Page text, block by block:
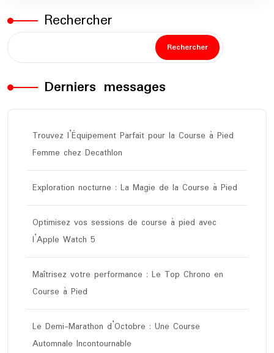
Rechercher
Rechercher
Derniers messages
Trouvez l’Équipement Parfait pour la Course à Pied
Femme chez Decathlon
Exploration nocturne : La Magie de la Course à Pied
Optimisez vos sessions de course à pied avec
l’Apple Watch 5
Maîtrisez votre performance : Le Top Chrono en
Course à Pied
Le Demi-Marathon d’Octobre : Une Course
Automnale Incontournable